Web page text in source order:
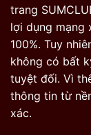
trang
lợi dụng mạng
100%. Tuy
không có bất
tuyệt đối. Vì
thông tin từ
xác.